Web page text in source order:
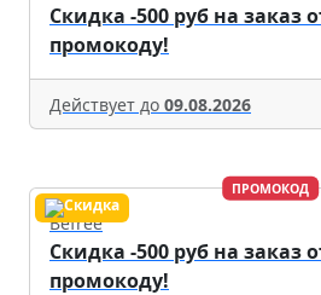
Скидка -500 руб на заказ
промокоду!
Действует до 09.08.2026
ПРОМОКОД
Befree
Скидка -500 руб на заказ
промокоду!